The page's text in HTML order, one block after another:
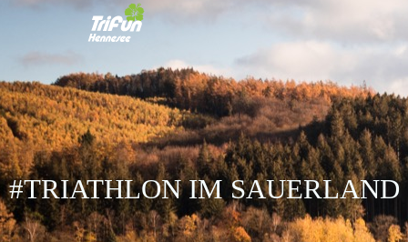
#TRIATHLON IM SAUERLAND